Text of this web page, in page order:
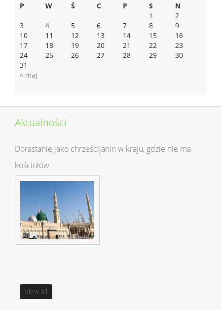
P
W Ś C P S N
« maj
1
2
3
4 5 6 7 8
9
10
11 12 13 14 15
16
17
18 19 20 21 22
23
24
25 26 27 28 29
30
31
Aktualności
Dorastanie jako chrześcijanin w kraju, gdzie nie ma
kościołów
View all